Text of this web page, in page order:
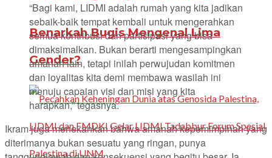
Benarkah Bugis Mengenal Lima
Gender?
“Bagi kami, LIDMI adalah rumah yang kita jadikan
sebaik-baik tempat kembali untuk mengerahkan
semua kontribusi dan partisipasi yang bisa
dimaksimalkan. Bukan berarti mengesampingkan
amanah lain, tetapi inilah perwujudan komitmen
dan loyalitas kita demi membawa wasilah ini
menuju capaian visi dan misi yang kita
harapkan,” tegasnya.
Ikram juga menekankan bahwa amanah kepemimpinan yang
diterimanya bukan sesuatu yang ringan, punya